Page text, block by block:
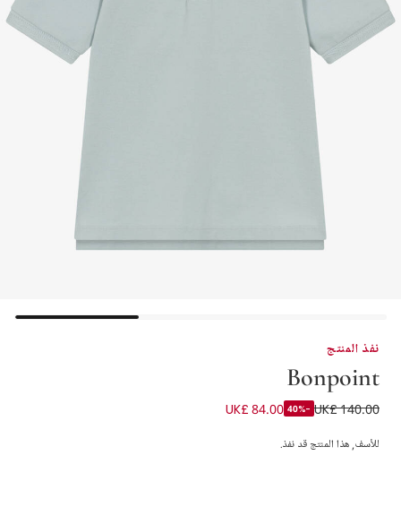
نفذ المنتج
Bonpoint
تيشيرت بولو قطن بيكيه لون أزرق فاتح للأولاد
UK£ 140.00
-40%
UK£ 84.00
للأسف, هذا المنتج قد نفذ.